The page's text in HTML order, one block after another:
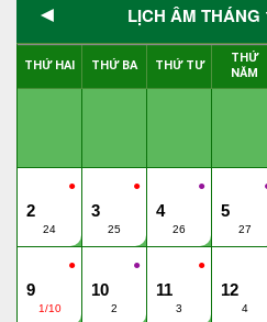
◄ LỊCH ÂM THÁNG
THỨ HAI THỨ BA THỨ TƯ
THỨ
NĂM
●
2
24
●
3
25
●
4
26
5
27
●
9
1/10
●
10
2
●
11
3
12
4